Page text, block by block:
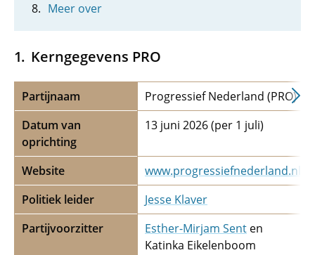
Meer over
Kerngegevens PRO
Partijnaam
Progressief Nederland (PRO)
Datum van
oprichting
13 juni 2026 (per 1 juli)
Website
www.progressiefnederland.nl
Politiek leider
Jesse Klaver
Partijvoorzitter
Esther-Mirjam Sent en
Katinka Eikelenboom